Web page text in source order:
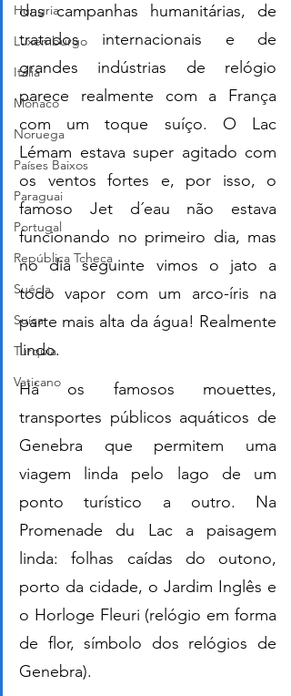
Hungria
Luxemburgo
Itália
Mônaco
Noruega
Países Baixos
Paraguai
Portugal
República Tcheca
Suécia
Suíça
Turquia
Vaticano
das campanhas humanitárias, de
tratados internacionais e de
grandes indústrias de relógio
parece realmente com a França
com um toque suíço. O Lac
Lémam estava super agitado com
os ventos fortes e, por isso, o
famoso Jet d´eau não estava
funcionando no primeiro dia, mas
no dia seguinte vimos o jato a
todo vapor com um arco-íris na
parte mais alta da água! Realmente
lindo.
Há os famosos mouettes,
transportes públicos aquáticos de
Genebra que permitem uma
viagem linda pelo lago de um
ponto turístico a outro. Na
Promenade du Lac a paisagem
linda: folhas caídas do outono,
porto da cidade, o Jardim Inglês e
o Horloge Fleuri (relógio em forma
de flor, símbolo dos relógios de
Genebra).